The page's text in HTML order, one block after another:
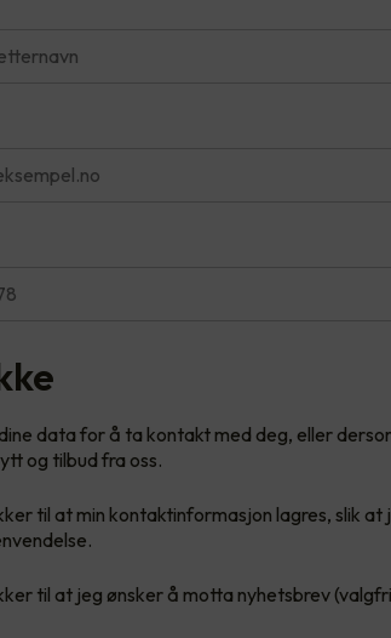
data for å ta kontakt med deg, eller
og tilbud fra oss.
til at min kontaktinformasjon lagres, slik
til at jeg ønsker å motta nyhetsbrev